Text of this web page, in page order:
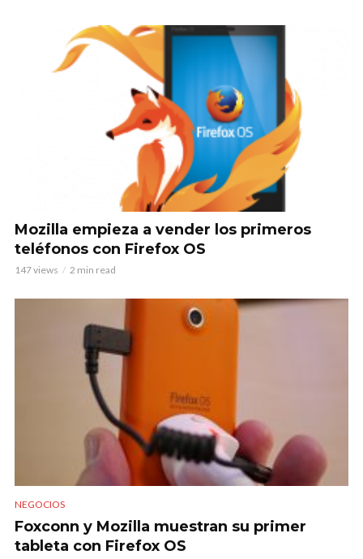
Mozilla empieza a vender los primeros
teléfonos con Firefox OS
147 views 2 min read
NEGOCIOS
Foxconn y Mozilla muestran su primer
tableta con Firefox OS